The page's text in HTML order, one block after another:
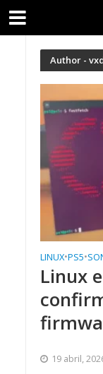
Author -
LINUX•PS5•
Linux
19 abril,